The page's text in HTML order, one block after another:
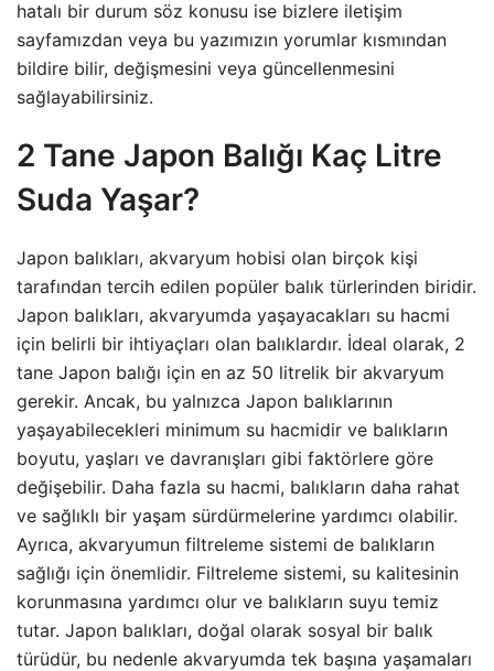
hatalı bir durum söz konusu ise bizlere iletişim
sayfamızdan veya bu yazımızın yorumlar kısmından
bildire bilir, değişmesini veya güncellenmesini
sağlayabilirsiniz.
2 Tane Japon Balığı Kaç Litre
Suda Yaşar?
Japon balıkları, akvaryum hobisi olan birçok kişi
tarafından tercih edilen popüler balık türlerinden biridir.
Japon balıkları, akvaryumda yaşayacakları su hacmi
için belirli bir ihtiyaçları olan balıklardır. İdeal olarak, 2
tane Japon balığı için en az 50 litrelik bir akvaryum
gerekir. Ancak, bu yalnızca Japon balıklarının
yaşayabilecekleri minimum su hacmidir ve balıkların
boyutu, yaşları ve davranışları gibi faktörlere göre
değişebilir. Daha fazla su hacmi, balıkların daha rahat
ve sağlıklı bir yaşam sürdürmelerine yardımcı olabilir.
Ayrıca, akvaryumun filtreleme sistemi de balıkların
sağlığı için önemlidir. Filtreleme sistemi, su kalitesinin
korunmasına yardımcı olur ve balıkların suyu temiz
tutar. Japon balıkları, doğal olarak sosyal bir balık
türüdür, bu nedenle akvaryumda tek başına yaşamaları